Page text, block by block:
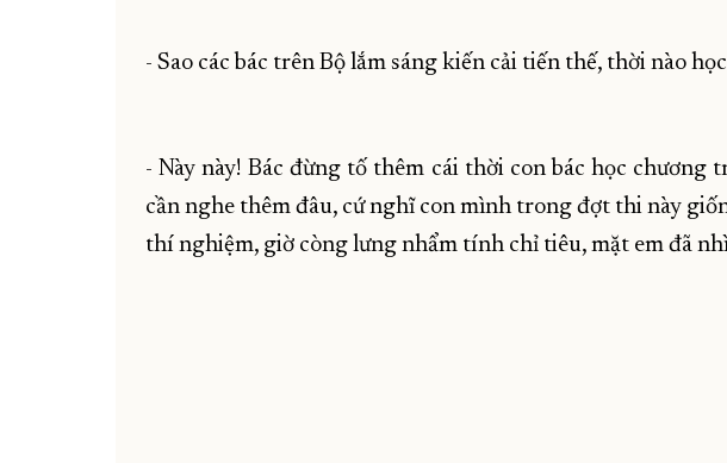
- Sao các bác trên Bộ lắm sáng kiến cải tiến thế, thời nào
- Này này! Bác đừng tố thêm cái thời con bác học chương
cần nghe thêm đâu, cứ nghĩ con mình trong đợt thi này
thí nghiệm, giờ còng lưng nhẩm tính chỉ tiêu, mặt em đã